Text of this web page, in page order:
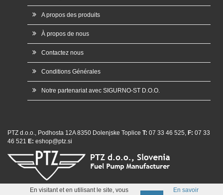
A propos des produits
À propos de nous
Contactez nous
Conditions Générales
Notre partenariat avec SIGURNO-ST D.O.O.
PTZ d.o.o., Podhosta 12A 8350 Dolenjske Toplice T: 07 33 46 525, F: 07 33
46 521 E: eshop@ptz.si
En visitant et en utilisant le site, vous En savoir